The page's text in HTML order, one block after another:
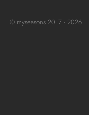
© myseasons 2017 - 2026